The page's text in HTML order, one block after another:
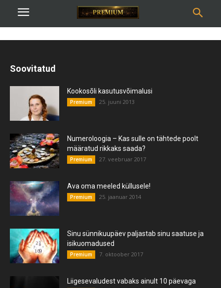
Soovitatud
Kookosõli kasutusvõimalusi
Premium 25. juuni 2013
Numeroloogia – Kas sulle on tähtede poolt
määratud rikkaks saada?
Premium 27. veebruar 2017
Ava oma meeled küllusele!
Premium 25. jaanuar 2014
Sinu sünnikuupäev paljastab sinu saatuse ja
isikuomadused
Premium 7. oktoober 2017
Liigesevaludest vabaks ainult 10 päevaga